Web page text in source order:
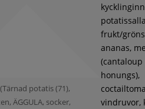
potatis (71),
ÄGGULA, socker,
frukt/
ananas,
(cantaloup
honungs),
vindruvor,